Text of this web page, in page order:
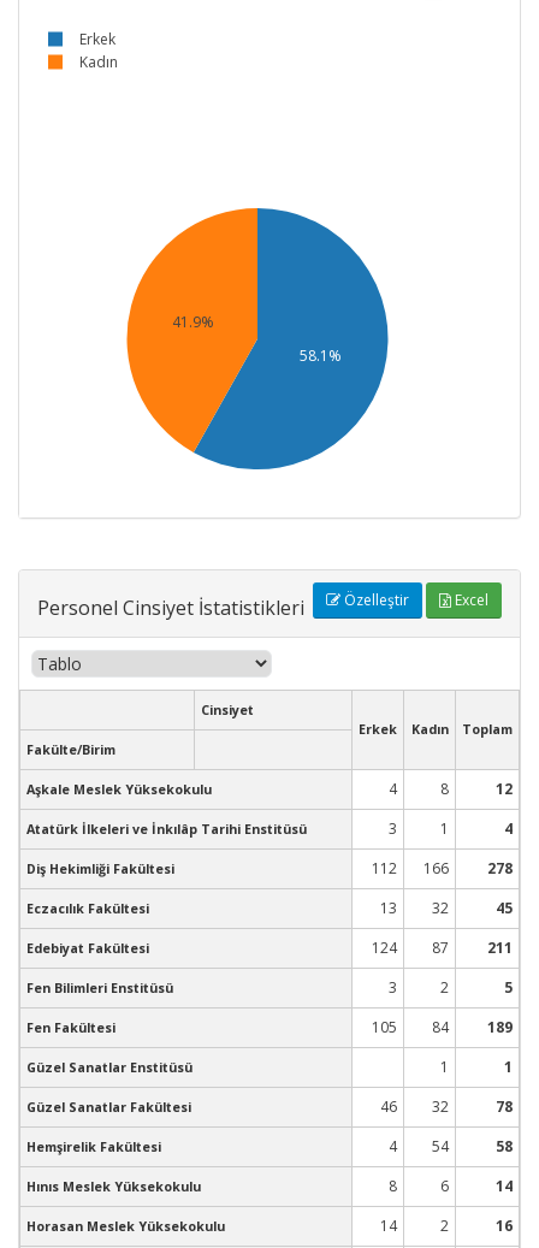
58.1%
41.9%
Erkek
Kadın
Personel Cinsiyet İstatistikleri Özelleştir Excel
Cinsiyet
Erkek
Kadın
Toplam
Fakülte/Birim
Aşkale Meslek Yüksekokulu 4 8 12
Atatürk İlkeleri ve İnkılâp Tarihi Enstitüsü 3 1 4
Diş Hekimliği Fakültesi 112 166 278
Eczacılık Fakültesi 13 32 45
Edebiyat Fakültesi 124 87 211
Fen Bilimleri Enstitüsü 3 2 5
Fen Fakültesi 105 84 189
Güzel Sanatlar Enstitüsü 1 1
Güzel Sanatlar Fakültesi 46 32 78
Hemşirelik Fakültesi 4 54 58
Hınıs Meslek Yüksekokulu 8 6 14
Horasan Meslek Yüksekokulu 14 2 16